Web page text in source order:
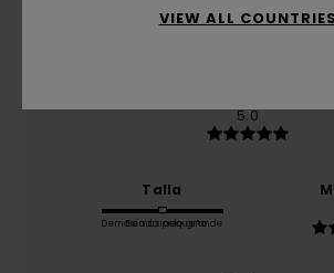
5.0
5.0
Talla
Demasiado pequeño
Demasiado grande
VIEW ALL COUNTRIES